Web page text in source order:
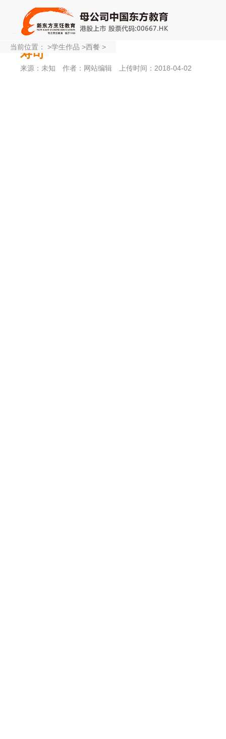
寿司
来源：未知 作者：网站编辑 上传时间：2018-04-02
当前位置： >学生作品 >西餐 >